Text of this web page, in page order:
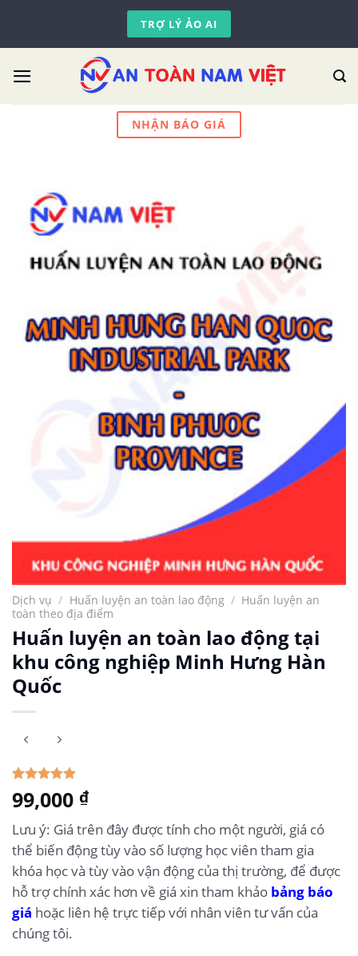
content
TRỢ LÝ ẢO AI
NHẬN BÁO GIÁ
Dịch vụ / Huấn luyện an toàn lao động / Huấn luyện an
toàn theo địa điểm
Huấn luyện an toàn lao động tại
khu công nghiệp Minh Hưng Hàn
Quốc
5.00 trên 5
dựa trên
1
99,000 ₫
Lưu ý: Giá trên đây được tính cho một người, giá có
thể biến động tùy vào số lượng học viên tham gia
khóa học và tùy vào vận động của thị trường, để được
hỗ trợ chính xác hơn về giá xin tham khảo bảng báo
giá hoặc liên hệ trực tiếp với nhân viên tư vấn của
chúng tôi.